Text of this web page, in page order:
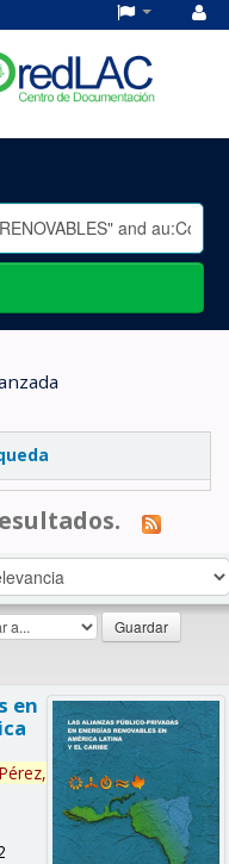
en
Pérez,